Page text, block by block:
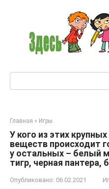
Поиск:
Главная » Игры
У кого из этих
веществ происходит
у остальных – белый
тигр, черная пантера,
Опубликовано: 06.02.2021